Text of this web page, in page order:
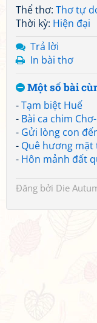
Thể thơ: Thơ tự
Thời kỳ: Hiện đại
Trả lời
In bài thơ
Một số bài
-Tạm biệt Huế
- Bài ca chim
- Gửi lòng con
- Quê hương mặt
- Hôn mảnh đất
Đăng bởi Die